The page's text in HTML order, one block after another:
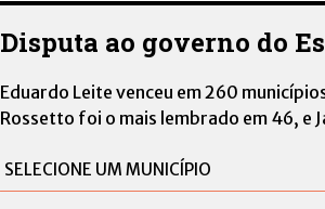
Disputa ao governo do
Eduardo Leite venceu em 260
Rossetto foi o mais lembrado em 46, e